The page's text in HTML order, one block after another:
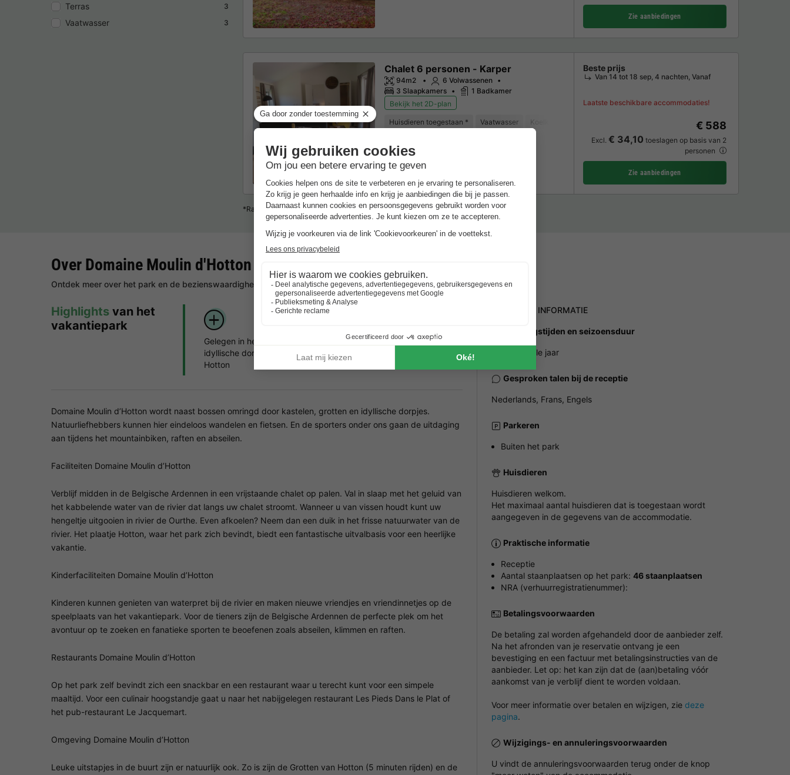
Terras 3
Vaatwasser 3
Zie aanbiedingen
Chalet 6 personen - Karper
94m2
6 Volwassenen
3 Slaapkamers
1 Badkamer
Bekijk het 2D-plan
Huisdieren toegestaan * Vaatwasser Koelkast TV
Beste prijs
Van 14 tot 18 sep, 4 nachten, Vanaf
Laatste beschikbare accommodaties!
€ 588
Excl. € 34,10 toeslagen op basis van 2
personen
Zie aanbiedingen
*Raadpleeg de details van de accommodatie voor de specifieke voorwaarden.
Over Domaine Moulin d'Hotton
Ontdek meer over het park en de bezienswaardigheden in de buurt.
Highlights van het
vakantiepark
Gelegen in het
idyllische dorpje
Hotton
Ervaar de Belgische
Ardennen
Bezoek de Grotten
Domaine Moulin d’Hotton wordt naast bossen omringd door kastelen, grotten en idyllische dorpjes.
Natuurliefhebbers kunnen hier eindeloos wandelen en fietsen. En de sporters onder ons gaan de uitdaging
aan tijdens het mountainbiken, raften en abseilen.
Faciliteiten Domaine Moulin d’Hotton
Verblijf midden in de Belgische Ardennen in een vrijstaande chalet op palen. Val in slaap met het geluid van
het kabbelende water van de rivier dat langs uw chalet stroomt. Wanneer u van vissen houdt kunt uw
hengeltje uitgooien in rivier de Ourthe. Even afkoelen? Neem dan een duik in het frisse natuurwater van de
rivier. Het plaatje Hotton, waar het park zich bevindt, biedt een fantastische uitvalbasis voor een heerlijke
vakantie.
Kinderfaciliteiten Domaine Moulin d’Hotton
Kinderen kunnen genieten van waterpret bij de rivier en maken nieuwe vriendjes en vriendinnetjes op de
speelplaats van het vakantiepark. Voor de tieners zijn de Belgische Ardennen de perfecte plek om het
avontuur op te zoeken en fanatieke sporten te beoefenen zoals abseilen, klimmen en raften.
Restaurants Domaine Moulin d’Hotton
Op het park zelf bevindt zich een snackbar en een restaurant waar u terecht kunt voor een simpele
maaltijd. Voor een culinair hoogstandje gaat u naar het nabijgelegen restaurant Les Pieds Dans le Plat of
het pub-restaurant Le Jacquemart.
Omgeving Domaine Moulin d’Hotton
Leuke uitstapjes in de buurt zijn er natuurlijk ook. Zo is zijn de Grotten van Hotton (5 minuten rijden) en de
ALGEMENE INFORMATIE
Openingstijden en seizoensduur
Het gehele jaar
Gesproken talen bij de receptie
Nederlands, Frans, Engels
Parkeren
Buiten het park
Huisdieren
Huisdieren welkom.
Het maximaal aantal huisdieren dat is toegestaan wordt
aangegeven in de gegevens van de accommodatie.
Praktische informatie
Receptie
Aantal staanplaatsen op het park:46 staanplaatsen
NRA (verhuurregistratienummer):
Betalingsvoorwaarden
De betaling zal worden afgehandeld door de aanbieder zelf.
Na het afronden van je reservatie ontvang je een
bevestiging en een factuur met betalingsinstructies van de
aanbieder. Let op: het kan zijn dat de (aan)betaling vóór
aankomst van je verblijf dient te worden voldaan.
Voor meer informatie over betalen en wijzigen, ziedeze
pagina.
Wijzigings- en annuleringsvoorwaarden
U vindt de annuleringsvoorwaarden terug onder de knop